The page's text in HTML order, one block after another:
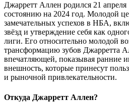
Джарретт Аллен родился 21 апреля
состоянию на 2024 год. Молодой
замечательных успехов в НБА,
звёзд и утверждение себя как
лиги. Его относительно молодой
трансформацию зубов Джарретта
впечатляющей, показывая ранние
внешность, которые принесут
и рыночной привлекательности.
Откуда Джарретт Аллен?